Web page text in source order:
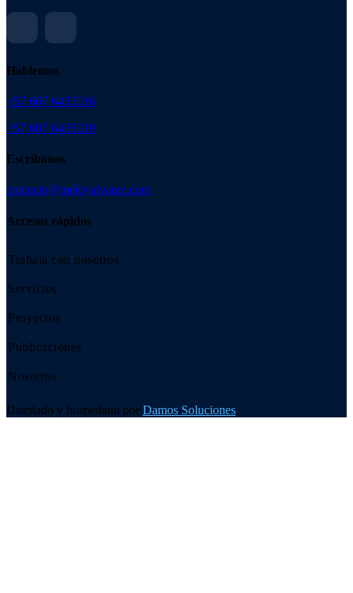
Hablemos
+57 607 6435016
+57 607 6435019
Escríbanos
contacto@meloyalvarez.com
Accesos rápidos
Trabaja con nosotros
Servicios
Proyectos
Publicaciones
Nosotros
Diseñado y hospedado por Damos Soluciones